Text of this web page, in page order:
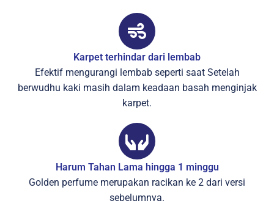
Karpet terhindar dari lembab
Efektif mengurangi lembab seperti saat Setelah
berwudhu kaki masih dalam keadaan basah menginjak
karpet.
Harum Tahan Lama hingga 1 minggu
Golden perfume merupakan racikan ke 2 dari versi
sebelumnya.